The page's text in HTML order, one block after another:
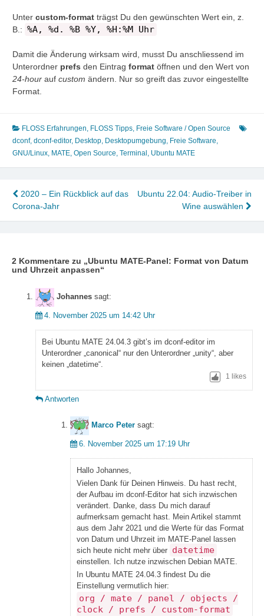
Unter custom-format trägst Du den gewünschten Wert ein, z.
B.: %A, %d. %B %Y, %H:%M Uhr
Damit die Änderung wirksam wird, musst Du anschliessend im
Unterordner prefs den Eintrag format öffnen und den Wert von
24-hour auf custom ändern. Nur so greift das zuvor eingestellte
Format.
FLOSS Erfahrungen, FLOSS Tipps, Freie Software / Open Source
dconf, dconf-editor, Desktop, Desktopumgebung, Freie Software,
GNU/Linux, MATE, Open Source, Terminal , Ubuntu MATE
Beitragsnavigation
2020 – Ein Rückblick auf das
Corona-Jahr
Ubuntu 22.04: Audio-Treiber in
Wine auswählen
2 Kommentare zu „Ubuntu MATE-Panel: Format von Datum
und Uhrzeit anpassen“
Johannes sagt:
4. November 2025 um 14:42 Uhr
Bei Ubuntu MATE 24.04.3 gibt’s im dconf-editor im
Unterordner „canonical“ nur den Unterordner „unity“, aber
keinen „datetime“.
1 likes
Antworten
Marco Peter sagt:
6. November 2025 um 17:19 Uhr
Hallo Johannes,
Vielen Dank für Deinen Hinweis. Du hast recht,
der Aufbau im dconf-Editor hat sich inzwischen
verändert. Danke, dass Du mich darauf
aufmerksam gemacht hast. Mein Artikel stammt
aus dem Jahr 2021 und die Werte für das Format
von Datum und Uhrzeit im MATE-Panel lassen
sich heute nicht mehr über datetime
einstellen. Ich nutze inzwischen Debian MATE.
In Ubuntu MATE 24.04.3 findest Du die
Einstellung vermutlich hier:
org / mate / panel / objects /
clock / prefs / custom-format